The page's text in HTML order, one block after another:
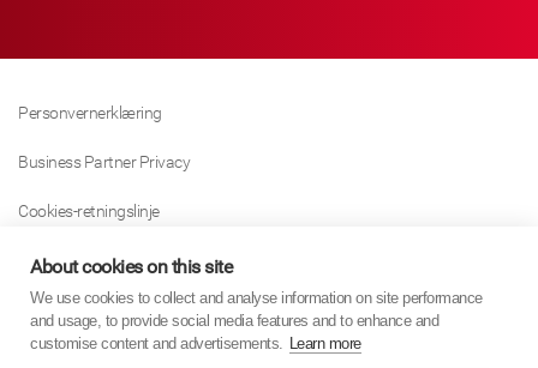
Personvernerklæring
Business Partner Privacy
Cookies-retningslinje
Modern Slavery Act Policy
Tax Strategy
About cookies on this site
We use cookies to collect and analyse information on site performance
and usage, to provide social media features and to enhance and
customise content and advertisements. Learn more